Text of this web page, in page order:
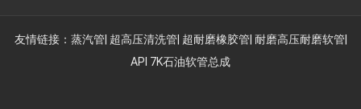
友情链接： 蒸汽管 超高压清洗管 超耐磨橡胶管 耐磨高压耐磨软管
API 7K石油软管总成